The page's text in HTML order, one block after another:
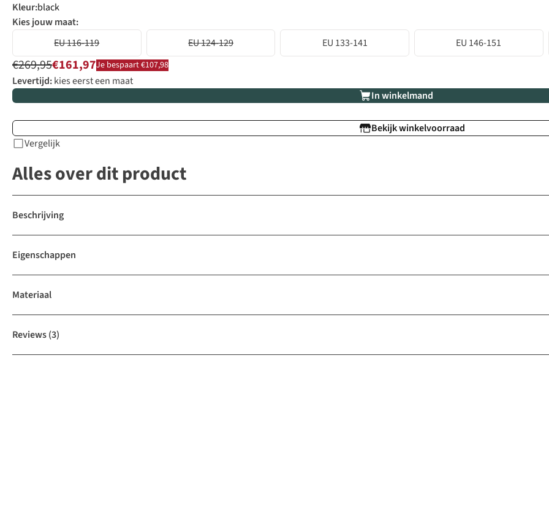
Kleur:black
Kies jouw maat:
EU 116-119
EU 124-129 EU 133-141 EU 146-151
€269,95€161,97Je bespaart €107,98
Levertijd:kies eerst een maat
In winkelmand
Bekijk winkelvoorraad
Vergelijk
Alles over dit product
Beschrijving
Eigenschappen
Materiaal
Reviews(3)